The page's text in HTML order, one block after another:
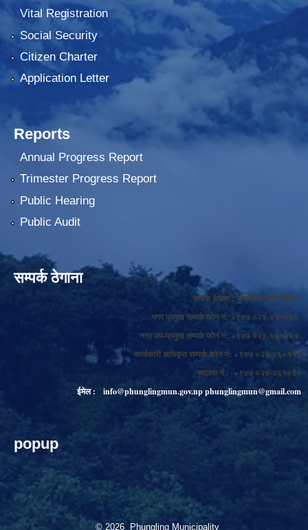
Vital Registration
Social Security
Citizen Charter
Application Letter
Reports
Annual Progress Report
Trimester Progress Report
Public Hearing
Public Audit
सम्पर्क ठेगाना
सम्पर्क ठेगाना : फुङलिङ नगरपालिका
नगर प्रमुख सम्पर्क फोन नं: +९७७ ०२४-४६१०६६
नगर उप-प्रमुख सम्पर्क फोन नं: +९७७ ०२४-४६१०६७
कार्यकारी अधिकृत सम्पर्क फोन नं: +९७७ ०२४-४६०११४
फ्याक्स नं.: +९७७ ०२४-४६१०३०
ईमेल :
info@phunglingmun.gov.npphunglingmun@gmail.com
popup
© 2026 Phungling Municipality